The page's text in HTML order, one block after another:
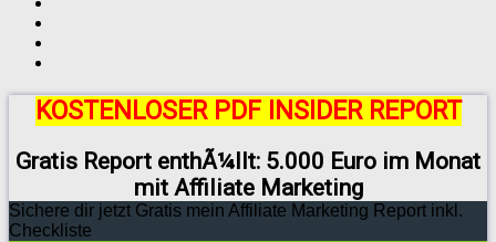
KOSTENLOSER PDF INSIDER REPORT
Gratis Report enthÃ¼llt: 5.000 Euro im Monat
mit Affiliate Marketing
Sichere dir jetzt Gratis mein Affiliate Marketing Report inkl.
Checkliste